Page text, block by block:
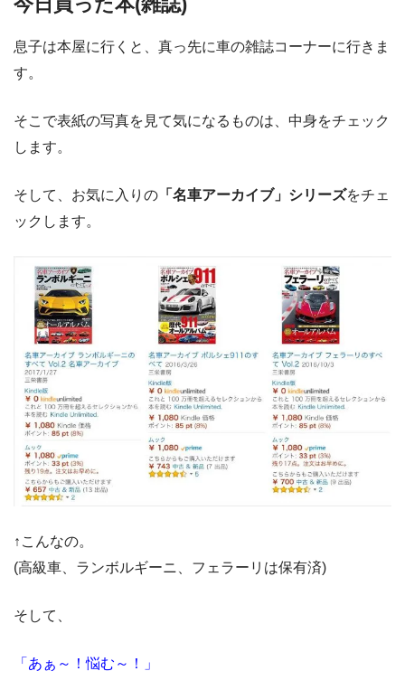
息子は本屋に行くと、真っ先に車の雑誌コーナーに行きま
す。
そこで表紙の写真を見て気になるものは、中身をチェック
します。
そして、お気に入りの 「名車アーカイブ」シリーズをチェ
ックします。
↑こんなの。
(高級車、ランボルギーニ、フェラーリは保有済)
そして、
「あぁ～！悩む～！」